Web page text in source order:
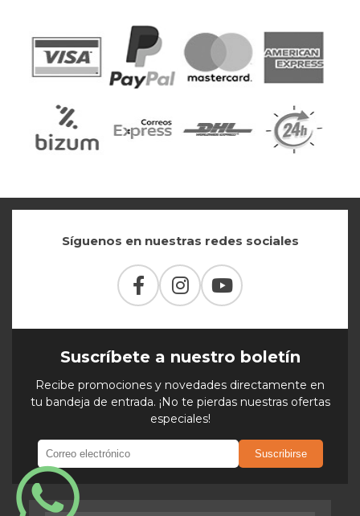
Síguenos en nuestras redes sociales
Suscríbete a nuestro boletín
Recibe promociones y novedades directamente en
tu bandeja de entrada. ¡No te pierdas nuestras ofertas
especiales!
Suscribirse